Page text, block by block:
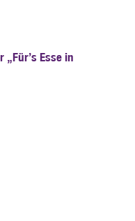
Esse in